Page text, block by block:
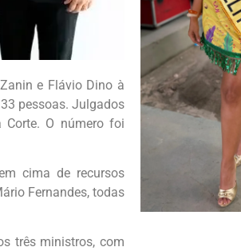
e Flávio Dino à
pessoas. Julgados
O número foi
cima de recursos
Fernandes, todas
três ministros, com